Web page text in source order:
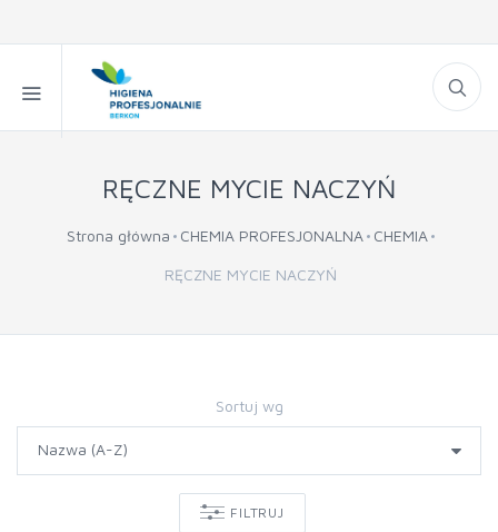
RĘCZNE MYCIE NACZYŃ
Strona główna CHEMIA PROFESJONALNA CHEMIA
RĘCZNE MYCIE NACZYŃ
Sortuj wg
FILTRUJ